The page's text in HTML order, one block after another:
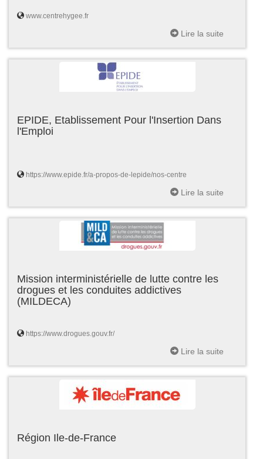
www.centrehygee.fr
Lire la suite
EPIDE, Etablissement Pour l'Insertion Dans
l'Emploi
https://www.epide.fr/a-propos-de-lepide/nos-centre
Lire la suite
Mission interministérielle de lutte contre les
drogues et les conduites addictives
(MILDECA)
https://www.drogues.gouv.fr/
Lire la suite
Région Ile-de-France